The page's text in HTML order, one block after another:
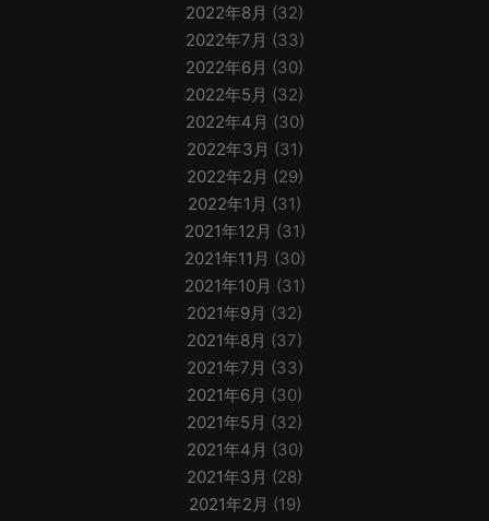
2022年8月 (32)
2022年7月 (33)
2022年6月 (30)
2022年5月 (32)
2022年4月 (30)
2022年3月 (31)
2022年2月 (29)
2022年1月 (31)
2021年12月 (31)
2021年11月 (30)
2021年10月 (31)
2021年9月 (32)
2021年8月 (37)
2021年7月 (33)
2021年6月 (30)
2021年5月 (32)
2021年4月 (30)
2021年3月 (28)
2021年2月 (19)